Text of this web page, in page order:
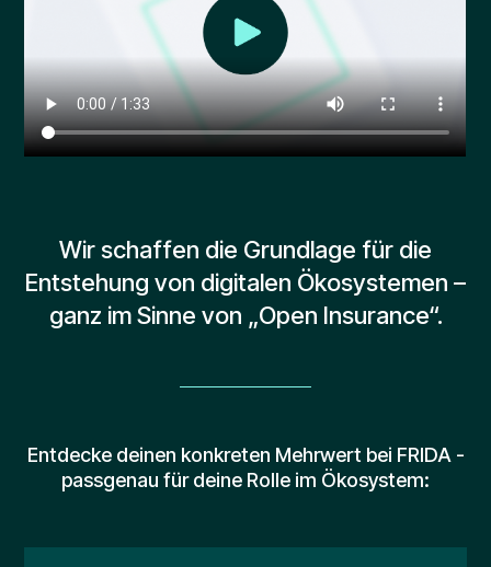
Wir schaffen die Grundlage für die
Entstehung von digitalen Ökosystemen –
ganz im Sinne von „Open Insurance“.
Entdecke deinen konkreten Mehrwert bei FRIDA -
passgenau für deine Rolle im Ökosystem: